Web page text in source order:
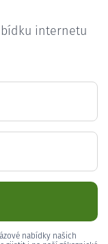
internetu
nabídky našich